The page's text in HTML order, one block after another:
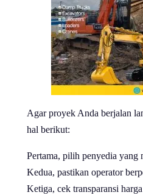
Agar proyek Anda berjalan
hal berikut:
Pertama, pilih penyedia
Kedua, pastikan operator
Ketiga, cek transparansi